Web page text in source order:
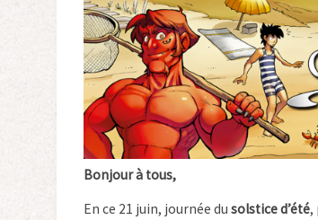
Bonjour à tous,
En ce 21 juin, journée du solstice d’été,